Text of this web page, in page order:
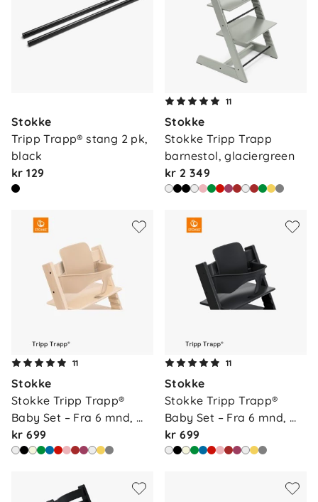
Stokke
Tripp Trapp® stang 2 pk,
black
kr 129
11
Stokke
Stokke Tripp Trapp
barnestol, glaciergreen
kr 2 349
11
Stokke
Stokke Tripp Trapp®
Baby Set – Fra 6 mnd,
na…
kr 699
11
Stokke
Stokke Tripp Trapp®
Baby Set – Fra 6 mnd,
bla…
kr 699